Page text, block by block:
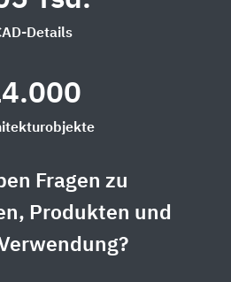
Details
Fragen zu
Produkten und